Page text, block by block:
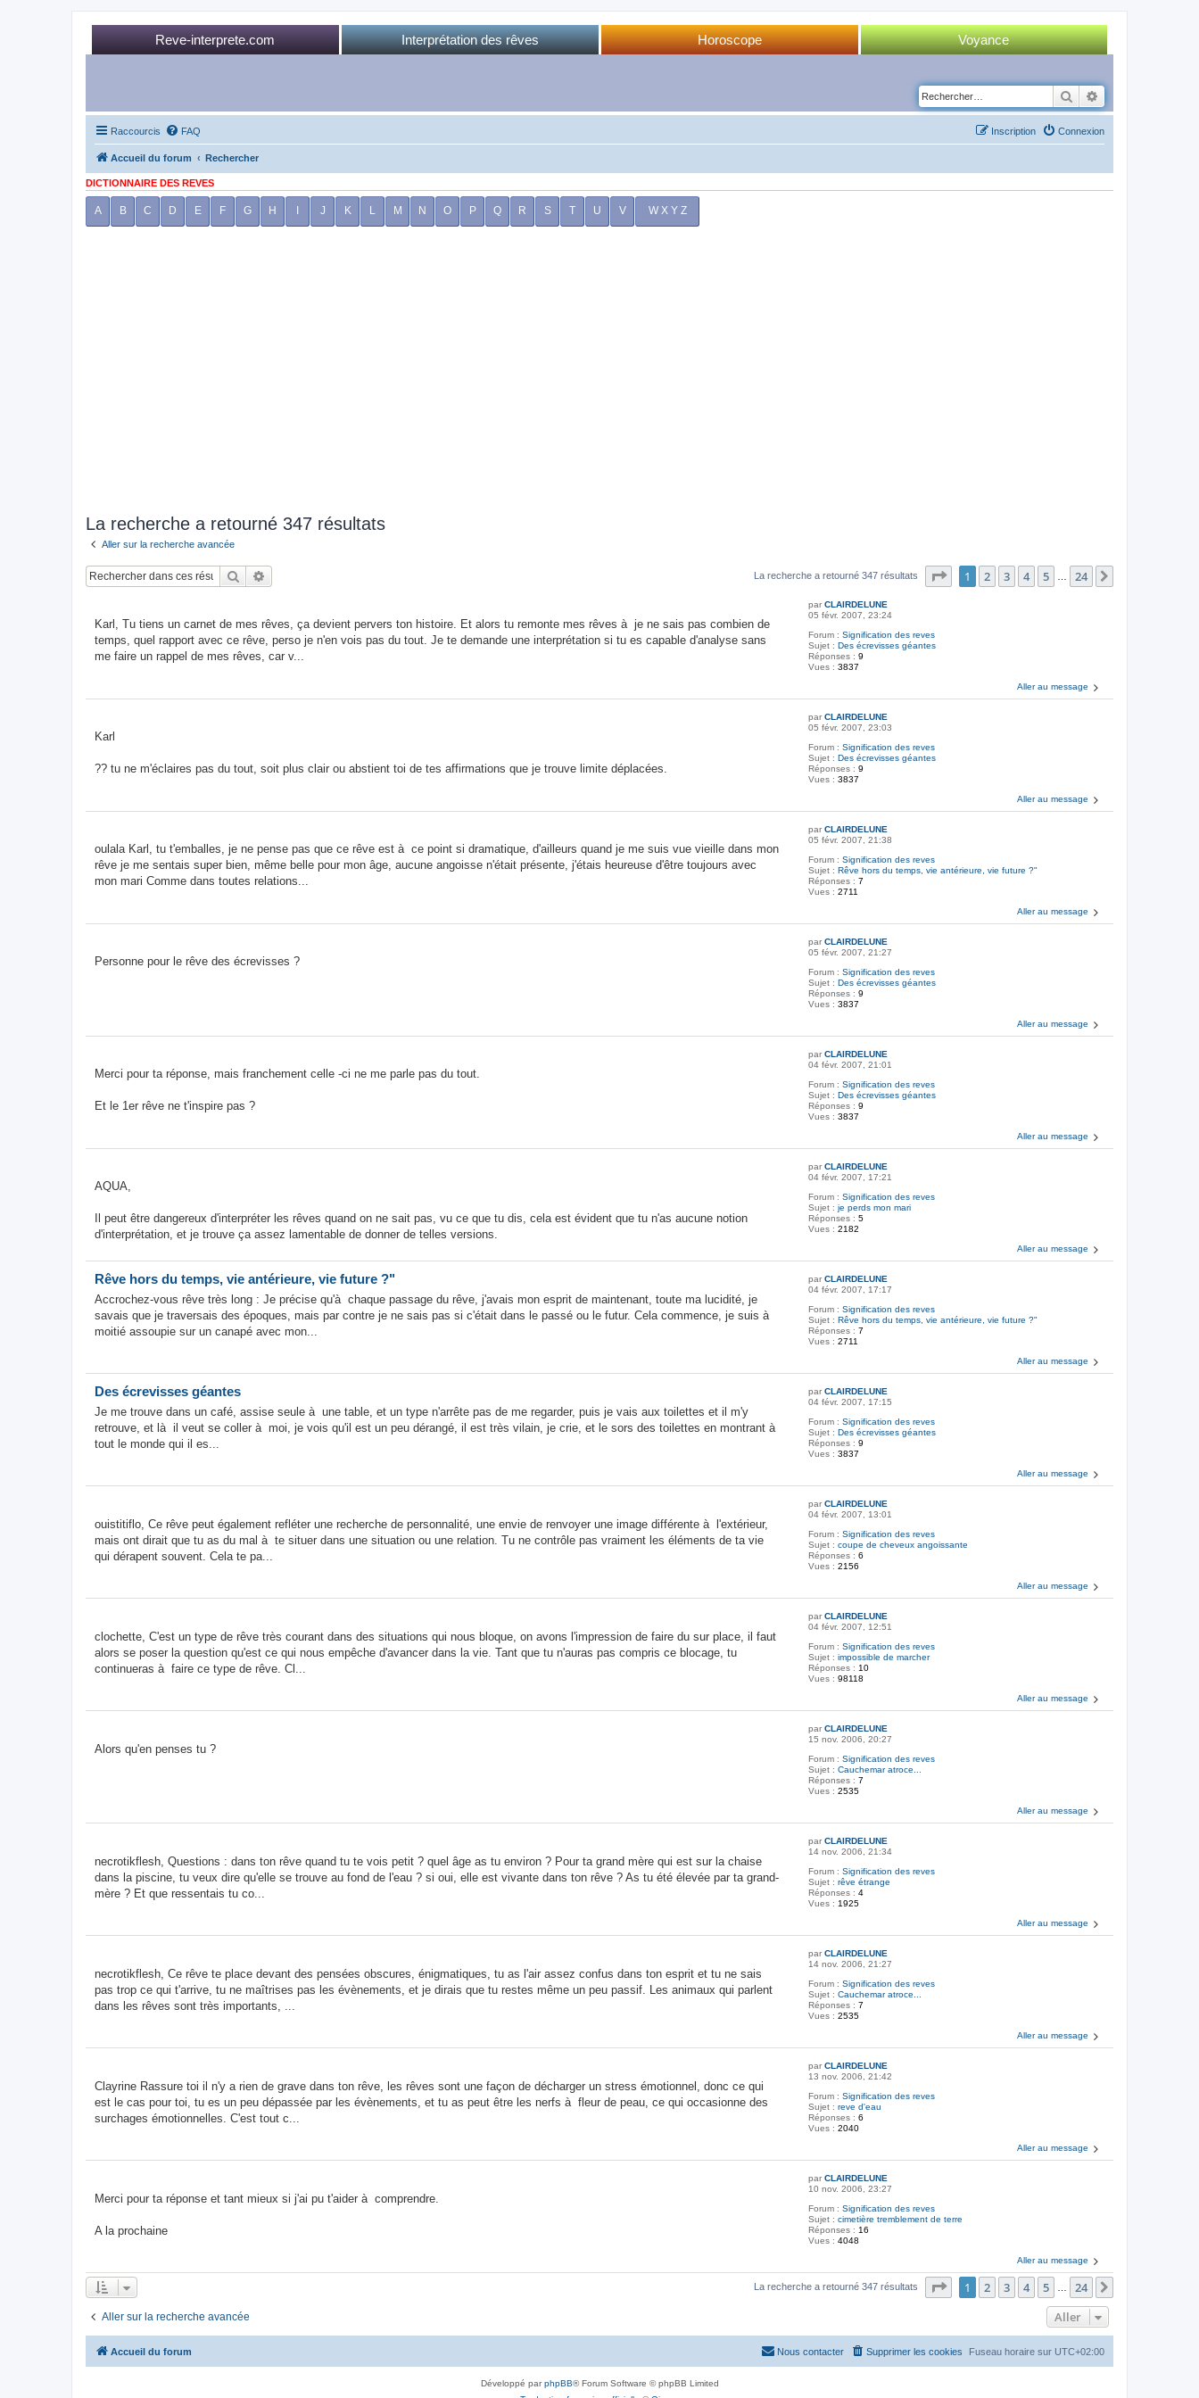
Reve-interprete.com
Interprétation des rêves
Horoscope
Voyance
Tirage Tarot
Rechercher
Raccourcis FAQ Connexion
Inscription
Accueil du forum Rechercher
DICTIONNAIRE DES REVES
A B C D E F G H J K L M N O P Q R S T U V W X Y Z
La recherche a retourné 347 résultats
Aller sur la recherche avancée
Rechercher La recherche a retourné 347 résultats Page sur24
1 2 3 4 5 24
parCLAIRDELUNE
05 févr. 2007, 23:24
Forum :Signification des reves
Sujet :Des écrevisses géantes
Réponses :9
Vues :3837
Karl, Tu tiens un carnet de mes rêves, ça devient pervers ton histoire. Et alors tu remonte mes rêves à je ne sais pas combien de
temps, quel rapport avec ce rêve, perso je n'en vois pas du tout. Je te demande une interprétation si tu es capable d'analyse sans
me faire un rappel de mes rêves, car v...
Aller au message
parCLAIRDELUNE
05 févr. 2007, 23:03
Forum :Signification des reves
Sujet :Des écrevisses géantes
Réponses :9
Vues :3837
Karl
?? tu ne m'éclaires pas du tout, soit plus clair ou abstient toi de tes affirmations que je trouve limite déplacées.
Aller au message
parCLAIRDELUNE
05 févr. 2007, 21:38
Forum :Signification des reves
Sujet :Rêve hors du temps, vie antérieure, vie future ?"
Réponses :7
Vues :2711
oulala Karl, tu t'emballes, je ne pense pas que ce rêve est à ce point si dramatique, d'ailleurs quand je me suis vue vieille dans mon
rêve je me sentais super bien, même belle pour mon âge, aucune angoisse n'était présente, j'étais heureuse d'être toujours avec
mon mari Comme dans toutes relations...
Aller au message
parCLAIRDELUNE
05 févr. 2007, 21:27
Forum :Signification des reves
Sujet :Des écrevisses géantes
Réponses :9
Vues :3837
Personne pour le rêve des écrevisses ?
Aller au message
parCLAIRDELUNE
04 févr. 2007, 21:01
Forum :Signification des reves
Sujet :Des écrevisses géantes
Réponses :9
Vues :3837
Merci pour ta réponse, mais franchement celle -ci ne me parle pas du tout.
Et le 1er rêve ne t'inspire pas ?
Aller au message
parCLAIRDELUNE
04 févr. 2007, 17:21
Forum :Signification des reves
Sujet :je perds mon mari
Réponses :5
Vues :2182
AQUA,
Il peut être dangereux d'interpréter les rêves quand on ne sait pas, vu ce que tu dis, cela est évident que tu n'as aucune notion
d'interprétation, et je trouve ça assez lamentable de donner de telles versions.
Aller au message
parCLAIRDELUNE
04 févr. 2007, 17:17
Forum :Signification des reves
Sujet :Rêve hors du temps, vie antérieure, vie future ?"
Réponses :7
Vues :2711
Rêve hors du temps, vie antérieure, vie future ?"
Accrochez-vous rêve très long : Je précise qu'à chaque passage du rêve, j'avais mon esprit de maintenant, toute ma lucidité, je
savais que je traversais des époques, mais par contre je ne sais pas si c'était dans le passé ou le futur. Cela commence, je suis à
moitié assoupie sur un canapé avec mon...
Aller au message
parCLAIRDELUNE
04 févr. 2007, 17:15
Forum :Signification des reves
Sujet :Des écrevisses géantes
Réponses :9
Vues :3837
Des écrevisses géantes
Je me trouve dans un café, assise seule à une table, et un type n'arrête pas de me regarder, puis je vais aux toilettes et il m'y
retrouve, et là il veut se coller à moi, je vois qu'il est un peu dérangé, il est très vilain, je crie, et le sors des toilettes en montrant à
tout le monde qui il es...
Aller au message
parCLAIRDELUNE
04 févr. 2007, 13:01
Forum :Signification des reves
Sujet :coupe de cheveux angoissante
Réponses :6
Vues :2156
ouistitiflo, Ce rêve peut également refléter une recherche de personnalité, une envie de renvoyer une image différente à l'extérieur,
mais ont dirait que tu as du mal à te situer dans une situation ou une relation. Tu ne contrôle pas vraiment les éléments de ta vie
qui dérapent souvent. Cela te pa...
Aller au message
parCLAIRDELUNE
04 févr. 2007, 12:51
Forum :Signification des reves
Sujet :impossible de marcher
Réponses : 10
Vues :98118
clochette, C'est un type de rêve très courant dans des situations qui nous bloque, on avons l'impression de faire du sur place, il faut
alors se poser la question qu'est ce qui nous empêche d'avancer dans la vie. Tant que tu n'auras pas compris ce blocage, tu
continueras à faire ce type de rêve. Cl...
Aller au message
parCLAIRDELUNE
15 nov. 2006, 20:27
Forum :Signification des reves
Sujet :Cauchemar atroce...
Réponses :7
Vues :2535
Alors qu'en penses tu ?
Aller au message
parCLAIRDELUNE
14 nov. 2006, 21:34
Forum :Signification des reves
Sujet :rêve étrange
Réponses :4
Vues : 1925
necrotikflesh, Questions : dans ton rêve quand tu te vois petit ? quel âge as tu environ ? Pour ta grand mère qui est sur la chaise
dans la piscine, tu veux dire qu'elle se trouve au fond de l'eau ? si oui, elle est vivante dans ton rêve ? As tu été élevée par ta grand-
mère ? Et que ressentais tu co...
Aller au message
parCLAIRDELUNE
14 nov. 2006, 21:27
Forum :Signification des reves
Sujet :Cauchemar atroce...
Réponses :7
Vues :2535
necrotikflesh, Ce rêve te place devant des pensées obscures, énigmatiques, tu as l'air assez confus dans ton esprit et tu ne sais
pas trop ce qui t'arrive, tu ne maîtrises pas les évènements, et je dirais que tu restes même un peu passif. Les animaux qui parlent
dans les rêves sont très importants, ...
Aller au message
parCLAIRDELUNE
13 nov. 2006, 21:42
Forum :Signification des reves
Sujet :reve d'eau
Réponses :6
Vues :2040
Clayrine Rassure toi il n'y a rien de grave dans ton rêve, les rêves sont une façon de décharger un stress émotionnel, donc ce qui
est le cas pour toi, tu es un peu dépassée par les évènements, et tu as peut être les nerfs à fleur de peau, ce qui occasionne des
surchages émotionnelles. C'est tout c...
Aller au message
parCLAIRDELUNE
10 nov. 2006, 23:27
Forum :Signification des reves
Sujet :cimetière tremblement de terre
Réponses : 16
Vues :4048
Merci pour ta réponse et tant mieux si j'ai pu t'aider à comprendre.
A la prochaine
Aller au message
La recherche a retourné 347 résultats Page sur24
1 2 3 4 5 24
Aller sur la recherche avancée Aller
Accueil du forum Fuseau horaire sur UTC+02:00
Supprimer les cookies
Nous contacter
Développé parphpBB® Forum Software © phpBB Limited